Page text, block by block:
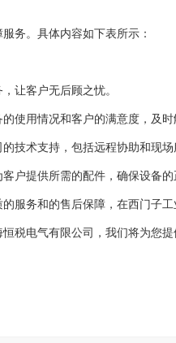
务。具体内容如下表所示：
让客户无后顾之忧。
使用情况和客户的满意度，及时
技术支持，包括远程协助和现场
户提供所需的配件，确保设备的
服务和的售后保障，在西门子
税电气有限公司，我们将为您提